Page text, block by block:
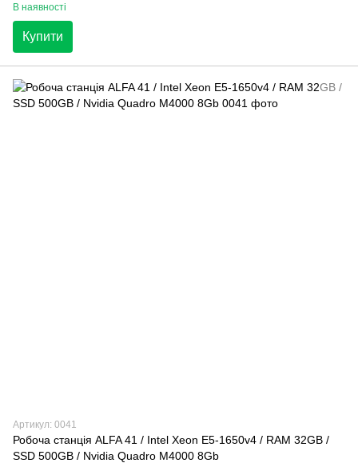
В наявності
Купити
Артикул: 0041
Робоча станція ALFA 41 / Intel Xeon E5-1650v4 / RAM 32GB /
SSD 500GB / Nvidia Quadro M4000 8Gb